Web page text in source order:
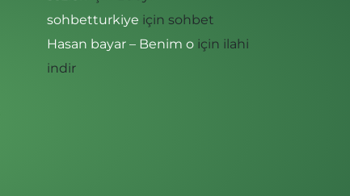
sohbetturkiye için sohbet
Hasan bayar – Benim o için ilahi
indir